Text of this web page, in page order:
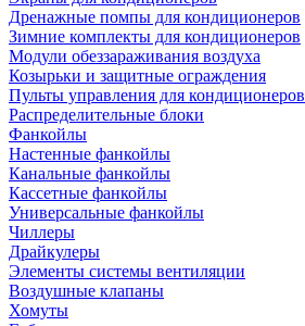
Дренажные помпы для кондиционеров
Зимние комплекты для кондиционеров
Модули обеззараживания воздуха
Козырьки и защитные ограждения
Пульты управления для кондиционеров
Распределительные блоки
Фанкойлы
Настенные фанкойлы
Канальные фанкойлы
Кассетные фанкойлы
Универсальные фанкойлы
Чиллеры
Драйкулеры
Элементы системы вентиляции
Воздушные клапаны
Хомуты